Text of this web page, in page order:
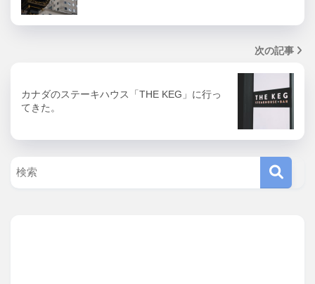
次の記事
カナダのステーキハウス「THE KEG」に行っ
てきた。